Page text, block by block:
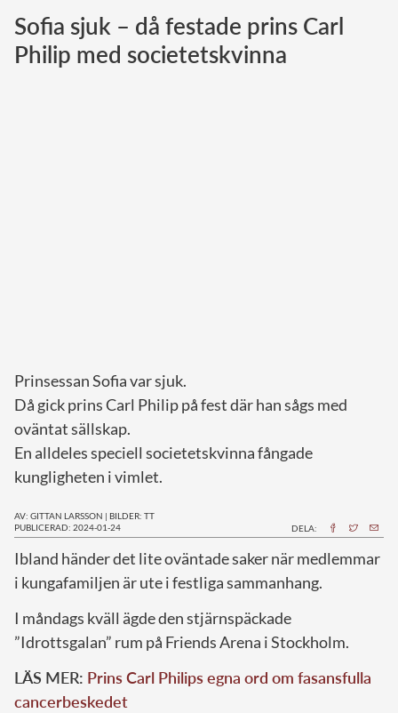
Norska kungahuset
Danska kungahuset
Sofia sjuk – då festade prins Carl
Philip med societetskvinna
Prinsessan Sofia var sjuk.
Då gick prins Carl Philip på fest där han sågs med
oväntat sällskap.
En alldeles speciell societetskvinna fångade
kungligheten i vimlet.
AV: GITTAN LARSSON | BILDER: TT
PUBLICERAD: 2024-01-24
DELA:
Ibland händer det lite oväntade saker när medlemmar
i kungafamiljen är ute i festliga sammanhang.
I måndags kväll ägde den stjärnspäckade
”Idrottsgalan” rum på Friends Arena i Stockholm.
LÄS MER: Prins Carl Philips egna ord om fasansfulla
cancerbeskedet